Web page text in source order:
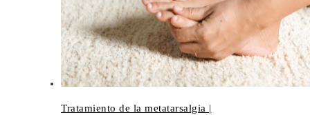
Tratamiento de la metatarsalgia |